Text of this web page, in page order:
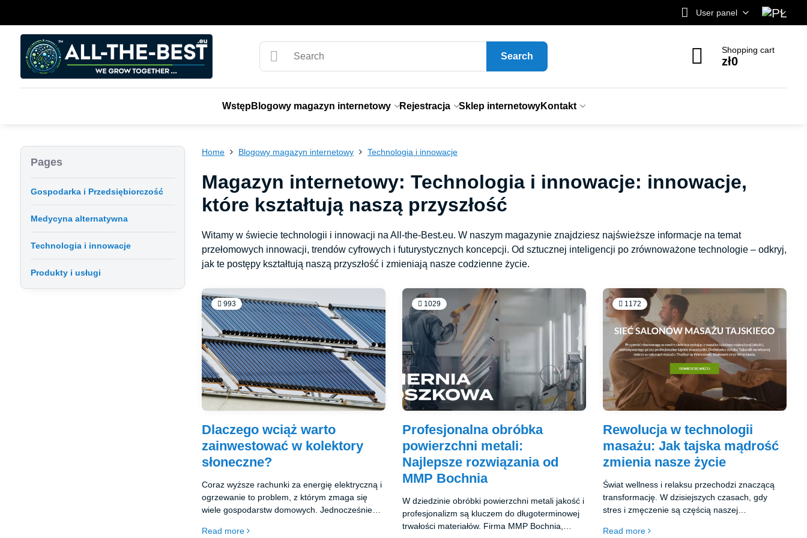
User panel
Search
Shopping cart
zł0
WstępBlogowy magazyn internetowy Rejestracja Sklep internetowyKontakt
Home Blogowy magazyn internetowy Technologia i innowacje
Magazyn internetowy: Technologia i innowacje: innowacje,
które kształtują naszą przyszłość
Witamy w świecie technologii i innowacji na All-the-Best.eu. W naszym magazynie znajdziesz najświeższe informacje na temat
przełomowych innowacji, trendów cyfrowych i futurystycznych koncepcji. Od sztucznej inteligencji po zrównoważone technologie – odkryj,
jak te postępy kształtują naszą przyszłość i zmieniają nasze codzienne życie.
993
Dlaczego wciąż warto
zainwestować w kolektory
słoneczne?
Coraz wyższe rachunki za energię elektryczną i
ogrzewanie to problem, z którym zmaga się
wiele gospodarstw domowych. Jednocześnie
poszukiwania bardziej ekologicznych rozwiązań.
Read more
1029
Profesjonalna obróbka
powierzchni metali:
Najlepsze rozwiązania od
MMP Bochnia
W dziedzinie obróbki powierzchni metali jakość i
profesjonalizm są kluczem do długoterminowej
trwałości materiałów. Firma MMP Bochnia,
1172
Rewolucja w technologii
masażu: Jak tajska mądrość
zmienia nasze życie
Świat wellness i relaksu przechodzi znaczącą
transformację. W dzisiejszych czasach, gdy
stres i zmęczenie są częścią naszej
alternatywnym rozwiązaniom dla osiągnięcia
Read more
Pages
Gospodarka i Przedsiębiorczość
Medycyna alternatywna
Technologia i innowacje
Produkty i usługi